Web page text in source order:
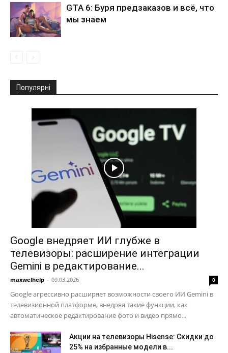
GTA 6: Буря предзаказов и всё, что
мы знаем
Популярні
Google внедряет ИИ глубже в
телевизоры: расширение интеграции
Gemini в редактирование...
maxwelhelp - 09.03.2026 0
Google агрессивно расширяет возможности своего ИИ Gemini в
телевизионной платформе, внедряя такие функции, как
автоматическое редактирование фото и видео прямо...
Акции на телевизоры Hisense: Скидки до
25% на избранные модели в...